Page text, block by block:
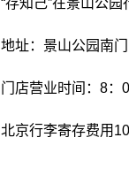
“存知己”在景山公园
地址：景山公园南
门店营业时间：8：
北京行李寄存费用10